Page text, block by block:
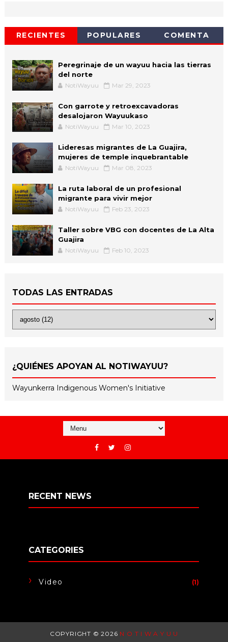
RECIENTES POPULARES COMENTA
Peregrinaje de un wayuu hacia las tierras
del norte
NotiWayuu Mar 29, 2023
Con garrote y retroexcavadoras
desalojaron Wayuukaso
NotiWayuu Mar 10, 2023
Lideresas migrantes de La Guajira,
mujeres de temple inquebrantable
NotiWayuu Mar 08, 2023
La ruta laboral de un profesional
migrante para vivir mejor
NotiWayuu Feb 23, 2023
Taller sobre VBG con docentes de La Alta
Guajira
NotiWayuu Feb 10, 2023
TODAS LAS ENTRADAS
¿QUIÉNES APOYAN AL NOTIWAYUU?
Wayunkerra Indigenous Women's Initiative
RECENT NEWS
CATEGORIES
Video (1)
COPYRIGHT ©2026 N O T I W A Y U U